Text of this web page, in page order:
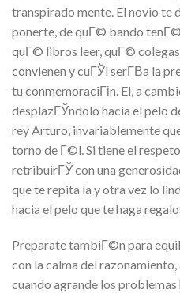
transpirado mente. El novio
ponerte, de quГ© bando
quГ© libros leer, quГ©
convienen y cuГЎl serГ­В­a la
tu conmemoraciГіn. El, a
desplazГЎndolo hacia el pelo
rey Arturo, invariablemente
torno de Г©l. Si tiene el
retribuirГЎ con una
que te repita la y otra vez lo
hacia el pelo que te haga
Preparate tambiГ©n para
con la calma del
cuando agrande los